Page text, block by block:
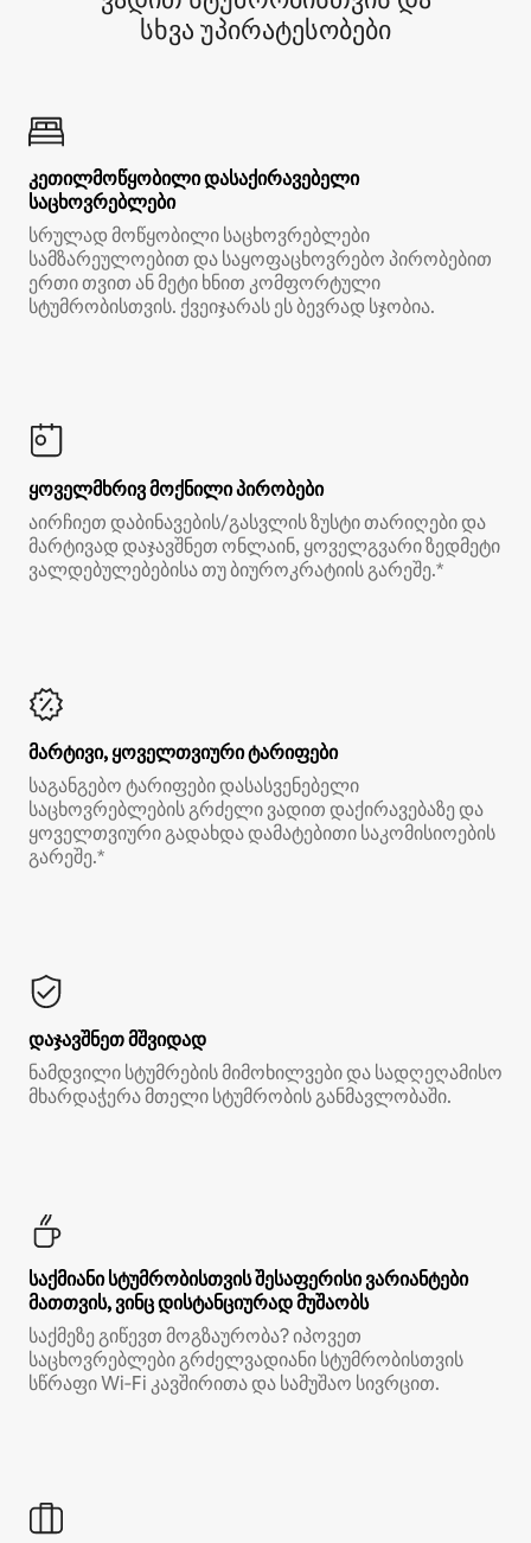
სხვა უპირატესობები
კეთილმოწყობილი დასაქირავებელი
საცხოვრებლები
სრულად მოწყობილი საცხოვრებლები
სამზარეულოებით და საყოფაცხოვრებო პირობებით
ერთი თვით ან მეტი ხნით კომფორტული
სტუმრობისთვის. ქვეიჯარას ეს ბევრად სჯობია.
ყოველმხრივ მოქნილი პირობები
აირჩიეთ დაბინავების/გასვლის ზუსტი თარიღები და
მარტივად დაჯავშნეთ ონლაინ, ყოველგვარი ზედმეტი
ვალდებულებებისა თუ ბიუროკრატიის გარეშე.*
მარტივი, ყოველთვიური ტარიფები
საგანგებო ტარიფები დასასვენებელი
საცხოვრებლების გრძელი ვადით დაქირავებაზე და
ყოველთვიური გადახდა დამატებითი საკომისიოების
გარეშე.*
დაჯავშნეთ მშვიდად
ნამდვილი სტუმრების მიმოხილვები და სადღეღამისო
მხარდაჭერა მთელი სტუმრობის განმავლობაში.
საქმიანი სტუმრობისთვის შესაფერისი ვარიანტები
მათთვის, ვინც დისტანციურად მუშაობს
საქმეზე გიწევთ მოგზაურობა? იპოვეთ
საცხოვრებლები გრძელვადიანი სტუმრობისთვის
სწრაფი Wi‑Fi კავშირითა და სამუშაო სივრცით.